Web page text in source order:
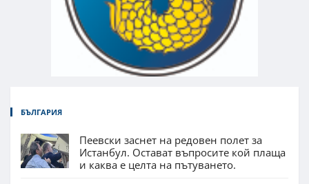
БЪЛГАРИЯ
Пеевски заснет на редовен полет за
Истанбул. Остават въпросите кой плаща
и каква е целта на пътуването.